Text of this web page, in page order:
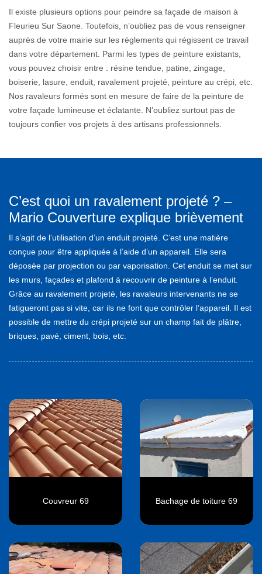
Il existe plusieurs options pour peindre sa façade de maison à
Fleurieu Sur Saone. Toutefois, n’oubliez pas de vous renseigner
auprès de votre mairie sur les règlements qui régissent ce travail
dans votre département. Parmi les types de peinture existants,
vous pouvez choisir entre : résine tendue, patine, zingage,
boiserie, lasure, enduit, ravalement projeté, peinture au crépi, etc.
Nos ravaleurs formés sont en mesure de faire de la peinture de
votre façade lumineuse et éclatante. N’oubliez surtout pas de
toujours confier vos projets à des artisans professionnels.
C’est quoi un ravalement projeté ? –
Mario Couverture explique brièvement
Il s’agit de l’utilisation d’un enduit projeté. C’est une matière
conçue pour être appliquée à l’aide d’un appareil. Elle sera
déposée par projection ou par vaporisation. Cet enduit se met sur
les murs, façades et plafond à recouvrir de peinture à l’enduit.
Grâce au ravalement projeté, les ravaleurs intervenants ne se
fatigueront pas si vite, car ils ne font que contrôler l’appareil. Il est
possible de mettre du crépi projeté sur un champ fait de plâtre,
briques, pavé, ciment, bois, etc.
Couvreur 69 Bachage de toiture 69